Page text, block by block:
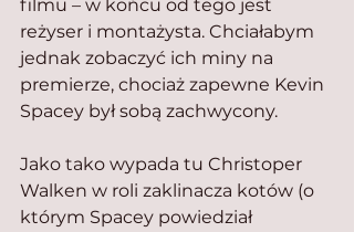
filmu – w końcu od tego jest
reżyser i montażysta. Chciałabym
jednak zobaczyć ich miny na
premierze, chociaż zapewne Kevin
Spacey był sobą zachwycony.
Jako tako wypada tu Christoper
Walken w roli zaklinacza kotów (o
którym Spacey powiedział